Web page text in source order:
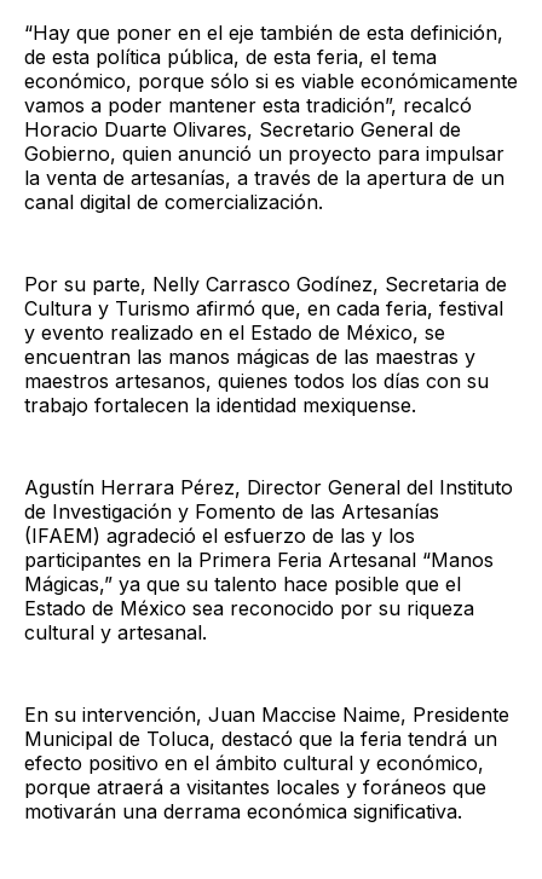
“Hay que poner en el eje también de esta definición,
de esta política pública, de esta feria, el tema
económico, porque sólo si es viable económicamente
vamos a poder mantener esta tradición”, recalcó
Horacio Duarte Olivares, Secretario General de
Gobierno, quien anunció un proyecto para impulsar
la venta de artesanías, a través de la apertura de un
canal digital de comercialización.
Por su parte, Nelly Carrasco Godínez, Secretaria de
Cultura y Turismo afirmó que, en cada feria, festival
y evento realizado en el Estado de México, se
encuentran las manos mágicas de las maestras y
maestros artesanos, quienes todos los días con su
trabajo fortalecen la identidad mexiquense.
Agustín Herrara Pérez, Director General del Instituto
de Investigación y Fomento de las Artesanías
(IFAEM) agradeció el esfuerzo de las y los
participantes en la Primera Feria Artesanal “Manos
Mágicas,” ya que su talento hace posible que el
Estado de México sea reconocido por su riqueza
cultural y artesanal.
En su intervención, Juan Maccise Naime, Presidente
Municipal de Toluca, destacó que la feria tendrá un
efecto positivo en el ámbito cultural y económico,
porque atraerá a visitantes locales y foráneos que
motivarán una derrama económica significativa.